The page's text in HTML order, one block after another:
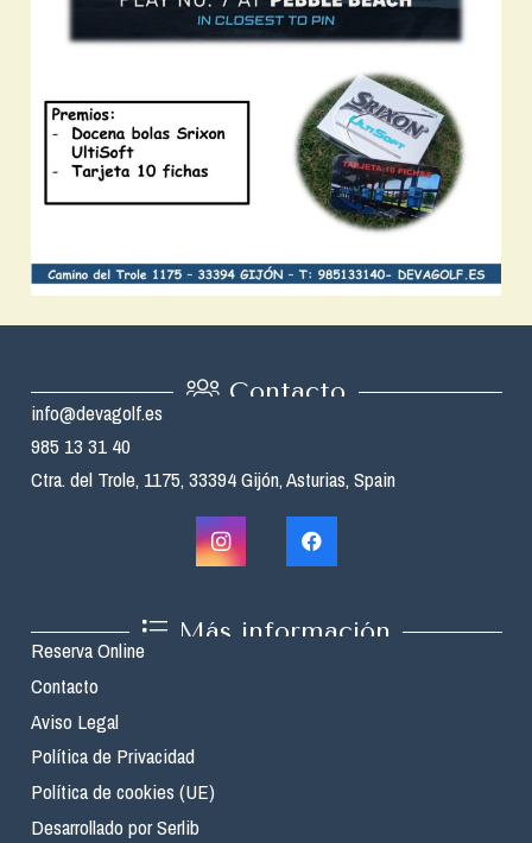
Contacto
info@devagolf.es
985 13 31 40
Ctra. del Trole, 1175, 33394 Gijón, Asturias, Spain
Más información
Reserva Online
Contacto
Aviso Legal
Política de Privacidad
Política de cookies (UE)
Desarrollado por Serlib